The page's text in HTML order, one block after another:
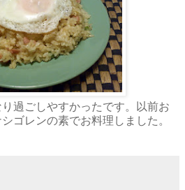
過ごしやすかったです。以前お
ゴレンの素でお料理しました。